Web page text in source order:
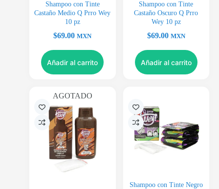
Shampoo con Tinte
Castaño Medio Q Prro Wey
10 pz
$69.00 MXN
Añadir al carrito
Shampoo con Tinte
Castaño Oscuro Q Prro
Wey 10 pz
$69.00 MXN
Añadir al carrito
AGOTADO
Shampoo con Tinte Negro